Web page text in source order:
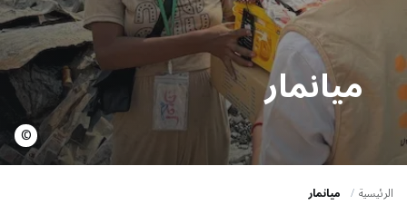
t
i
o
n
ميانمار
©
الرئيسية ميانمار